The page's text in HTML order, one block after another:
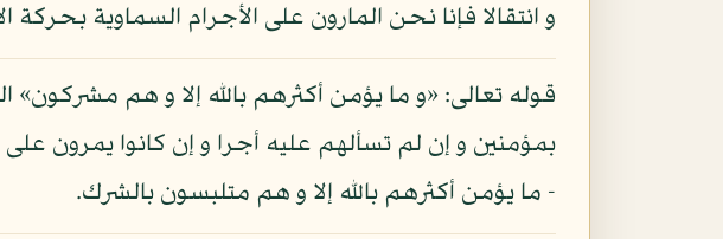
و انتقالا فإنا نحن المارون على الأجرام السماوية
قوله تعالى: «و ما يؤمن أكثرهم بالله إلا و هم مشركون»
بمؤمنين و إن لم تسألهم عليه أجرا و إن كانوا يمرون على
- ما يؤمن أكثرهم بالله إلا و هم متلبسون بالشرك.